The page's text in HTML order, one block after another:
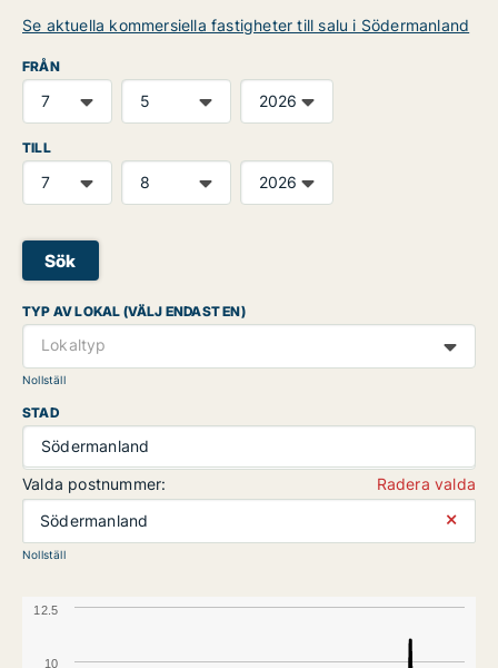
Se aktuella kommersiella fastigheter till salu i Södermanland
FRÅN
TILL
Sök
TYP AV LOKAL (VÄLJ ENDAST EN)
Lokaltyp
Nollställ
STAD
Södermanland
Valda postnummer:
Radera valda
Södermanland
⨯
Nollställ
10
12.5